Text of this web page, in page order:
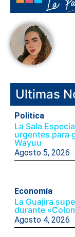
Ultimas
Politica
La Sala
urgentes para
Wayuu
Agosto 5, 2026
Economía
La Guajira
durante
Agosto 4, 2026